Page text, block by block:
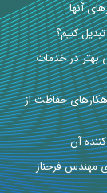
آنها
کنیم؟
در خدمات
حفاظت از
آن
مهندس فرحناز